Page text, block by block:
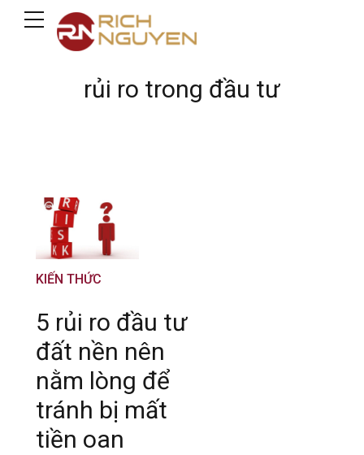
rủi ro trong đầu tư
KIẾN THỨC
5 rủi ro đầu tư
đất nền nên
nằm lòng để
tránh bị mất
tiền oan